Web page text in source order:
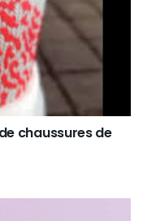
chaussures de